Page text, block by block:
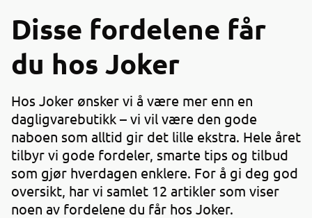
Disse fordelene får
du hos Joker
Hos Joker ønsker vi å være mer enn en
dagligvarebutikk – vi vil være den gode
naboen som alltid gir det lille ekstra. Hele året
tilbyr vi gode fordeler, smarte tips og tilbud
som gjør hverdagen enklere. For å gi deg god
oversikt, har vi samlet 12 artikler som viser
noen av fordelene du får hos Joker.